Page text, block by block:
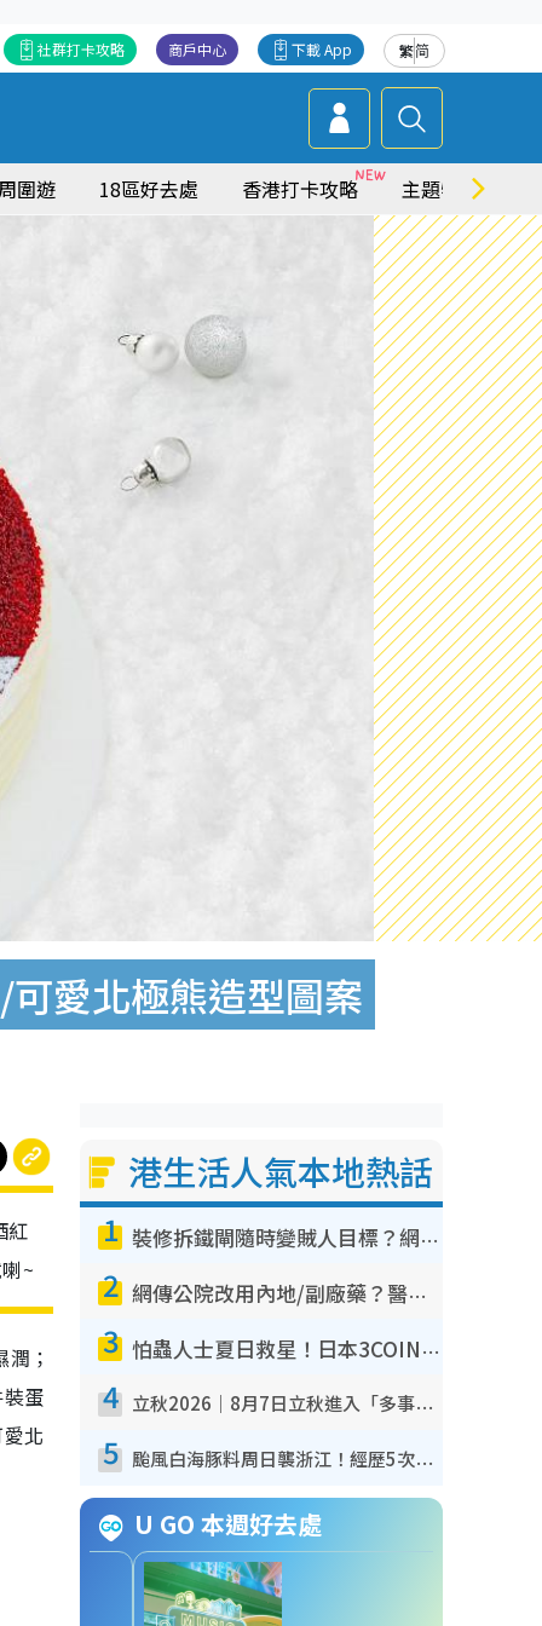
繁简
下載 App
商戶中心
社群打卡攻略
圍遊 18區好去處 香港打卡攻略 主題特集
愛北極熊造型圖案
紅
~
；
蛋
北
港生活人氣本地熱話
1 裝修拆鐵閘隨時變賊人目標？網民揭2大關鍵用途：裝新式等於白裝？附新舊鐵閘分別
2 網傳公院改用內地/副廠藥？醫生拆解正副廠分別 揭4類人換藥隨時出事
3 怕蟲人士夏日救星！日本3COINS爆紅驅蟲神器$45起 1招「全程免觸碰」輕鬆搞定小強
4 立秋2026｜8月7日立秋進入「多事之秋」 3件事唔做得！專家教6招開運 清枱頭／銀包納氣接好運
5 颱風白海豚料周日襲浙江！經歷5次「眼牆置換」極罕見 成登陸內地最長途颱風
U GO 本週好去處